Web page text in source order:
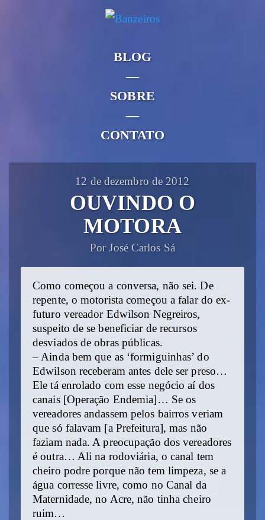
BLOG
—
SOBRE
—
CONTATO
12 de dezembro de 2012
OUVINDO O
MOTORA
Por José Carlos Sá
Como começou a conversa, não sei. De
repente, o motorista começou a falar do ex-
futuro vereador Edwilson Negreiros,
suspeito de se beneficiar de recursos
desviados de obras públicas.
– Ainda bem que as ‘formiguinhas’ do
Edwilson receberam antes dele ser preso…
Ele tá enrolado com esse negócio aí dos
canais [Operação Endemia]… Se os
vereadores andassem pelos bairros veriam
que só falavam [a Prefeitura], mas não
faziam nada. A preocupação dos vereadores
é outra… Ali na rodoviária, o canal tem
cheiro podre porque não tem limpeza, se a
água corresse livre, como no Canal da
Maternidade, no Acre, não tinha cheiro
ruim…